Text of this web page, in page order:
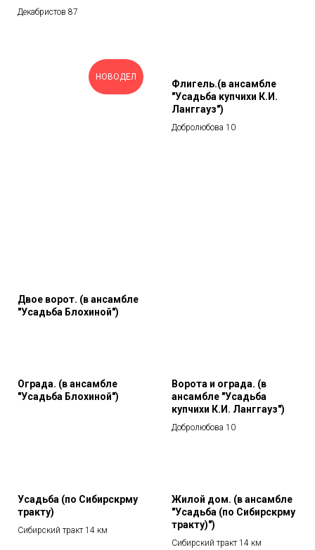
Декабристов 87
НОВОДЕЛ
Двое ворот. (в ансамбле
"Усадьба Блохиной")
Флигель.(в ансамбле
"Усадьба купчихи К.И.
Ланггауз")
Добролюбова 10
Ограда. (в ансамбле
"Усадьба Блохиной")
Ворота и ограда. (в
ансамбле "Усадьба
купчихи К.И. Ланггауз")
Добролюбова 10
Усадьба (по Сибирскрму
тракту)
Сибирский тракт 14 км
Жилой дом. (в ансамбле
"Усадьба (по Сибирскрму
тракту)")
Сибирский тракт 14 км